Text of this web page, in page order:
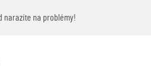
narazíte na problémy!